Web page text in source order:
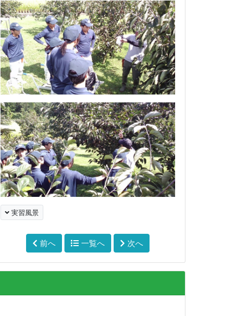
実習風景
前へ 一覧へ 次へ